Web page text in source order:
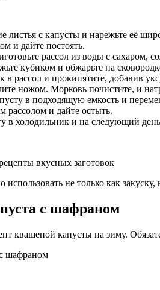
листья с капусты и нарежьте её
и дайте постоять.
рассол из воды с сахаром,
кубиком и обжарьте на
в рассол и прокипятите, добавив
ножом. Морковь почистите, и
в подходящую емкость и
рассолом и дайте остыть.
в холодильник и на следующий
вкусных заготовок
не только как
с шафраном
квашеной капусты на зиму.